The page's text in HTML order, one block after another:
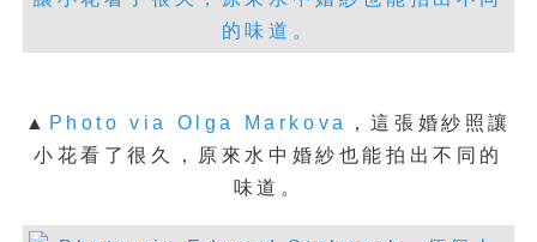
▲ Photo via Olga Markova ，這張婚紗照讓
小花看了很久，原來水中婚紗也能拍出不同的
味道。